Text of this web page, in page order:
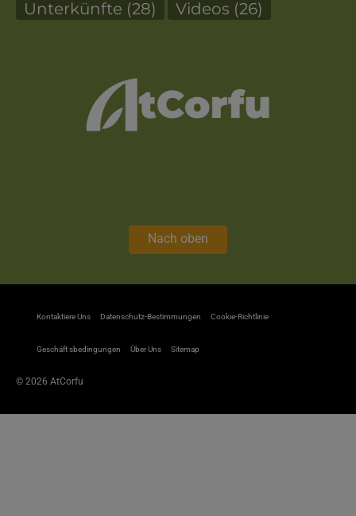
Unterkünfte (28) Videos (26)
Nach oben
Kontaktiere Uns Datenschutz-Bestimmungen Cookie-Richtlinie
Geschäft sbedingungen Über Uns Sitemap
© 2026 AtCorfu